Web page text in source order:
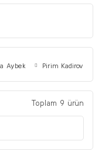
Aybek Pirim Kadirov
Toplam 9 ürün